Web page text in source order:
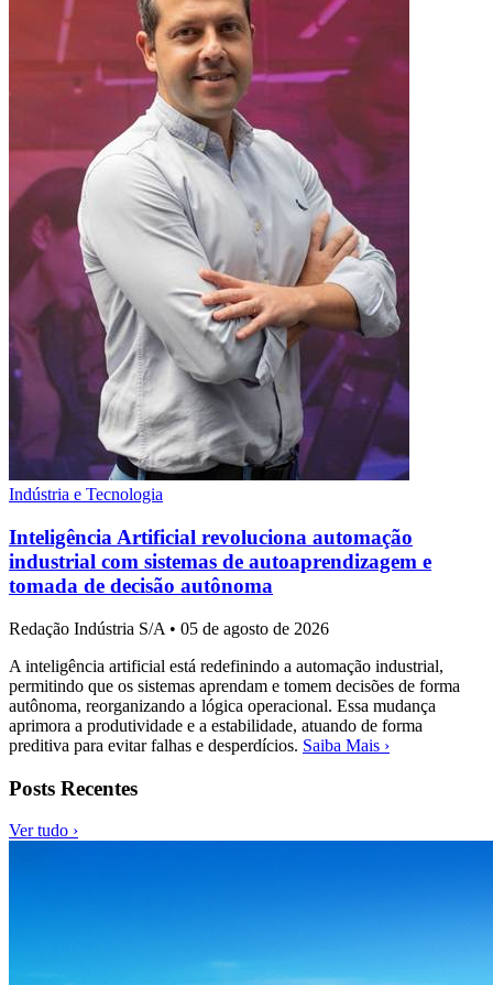
Indústria e Tecnologia
Inteligência Artificial revoluciona automação
industrial com sistemas de autoaprendizagem e
tomada de decisão autônoma
Redação Indústria S/A • 05 de agosto de 2026
A inteligência artificial está redefinindo a automação industrial,
permitindo que os sistemas aprendam e tomem decisões de forma
autônoma, reorganizando a lógica operacional. Essa mudança
aprimora a produtividade e a estabilidade, atuando de forma
preditiva para evitar falhas e desperdícios. Saiba Mais ›
Posts Recentes
Ver tudo ›